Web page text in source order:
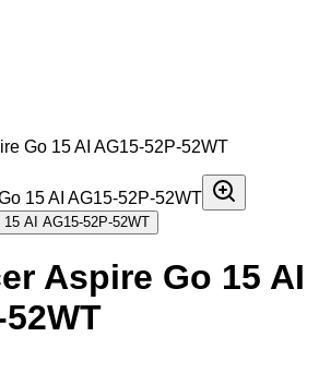
Go 15 AI AG15-52P-52WT
Aspire Go 15 AI